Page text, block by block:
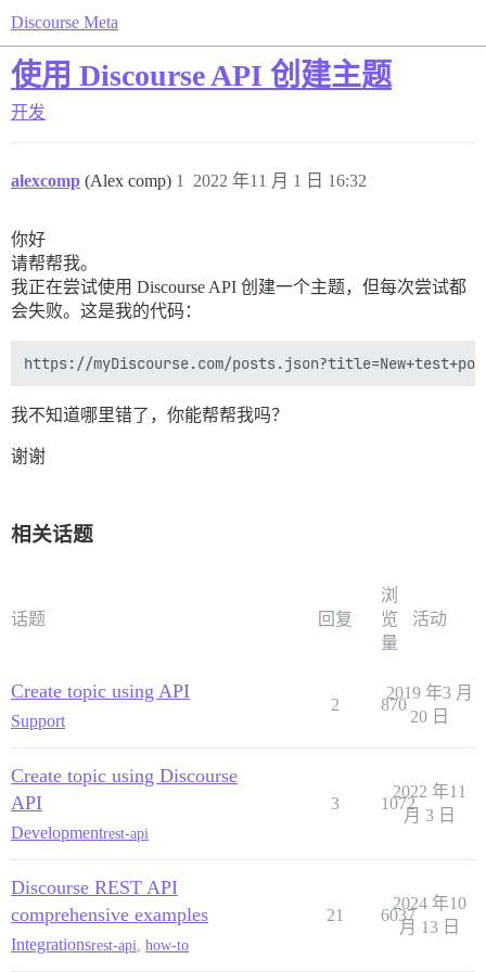
Discourse Meta
使用 Discourse API 创建主题
开发
alexcomp (Alex comp) 2022 年11 月 1 日 16:32
1
你好
请帮帮我。
我正在尝试使用 Discourse API 创建一个主题，但每次尝试都
会失败。这是我的代码：
我不知道哪里错了，你能帮帮我吗？
谢谢
相关话题
话题 回复
浏
览
量
活动
Create topic using API
Support
2 870
2019 年3 月
20 日
Create topic using Discourse
API
Developmentrest-api
3 1072
2022 年11
月 3 日
Discourse REST API
comprehensive examples
Integrationsrest-api how-to
21 6037
2024 年10
月 13 日